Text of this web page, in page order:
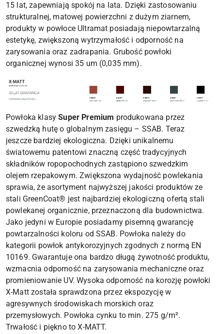
15 lat, zapewniają spokój na lata. Dzięki zastosowaniu
strukturalnej, matowej powierzchni z dużym ziarnem,
produkty w powłoce Ultramat posiadają niepowtarzalną
estetykę, zwiększoną wytrzymałość i odporność na
zarysowania oraz zadrapania. Grubość powłoki
organicznej wynosi 35 um (0,035 mm).
Powłoka klasySuper Premium produkowana przez
szwedzką hutę o globalnym zasięgu – SSAB. Teraz
jeszcze bardziej ekologiczna. Dzięki unikalnemu
światowemu patentowi znaczną część tradycyjnych
składników ropopochodnych zastąpiono szwedzkim
olejem rzepakowym. Zwiększona wydajność powlekania
sprawia, że asortyment najwyższej jakości produktów ze
stali GreenCoat® jest najbardziej ekologiczną ofertą stali
powlekanej organicznie, przeznaczoną dla budownictwa.
Jako jedyni w Europie posiadamy pisemną gwarancję
powtarzalności koloru od SSAB. Powłoka należy do
kategorii powłok antykorozyjnych zgodnych z normą EN
10169. Gwarantuje ona bardzo długą żywotność produktu,
wzmacnia odporność na zarysowania mechaniczne oraz
promieniowanie UV. Wysoka odporność na korozję powłoki
X-Matt została sprawdzona przez ekspozycję w
agresywnych środowiskach morskich oraz
przemysłowych. Powłoka cynku to min. 275 g/m².
Trwałość i piękno to X-MATT.